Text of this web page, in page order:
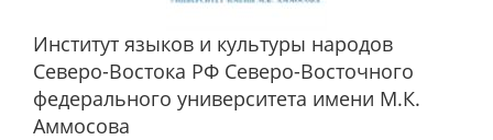
Институт языков и культуры народов
Северо-Востока РФ Северо-Восточного
федерального университета имени М.К.
Аммосова